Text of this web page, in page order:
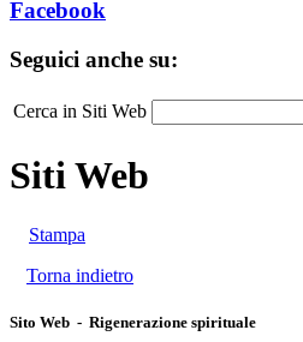
Facebook
Seguici anche su:
Cerca in Siti Web
Siti Web
Stampa
Torna indietro
Sito Web - Rigenerazione spirituale